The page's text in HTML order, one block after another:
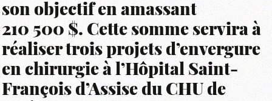
son objectif en amassant
210 500 $. Cette somme servira à
réaliser trois projets d’envergure
en chirurgie à l’Hôpital Saint-
François d’Assise du CHU de